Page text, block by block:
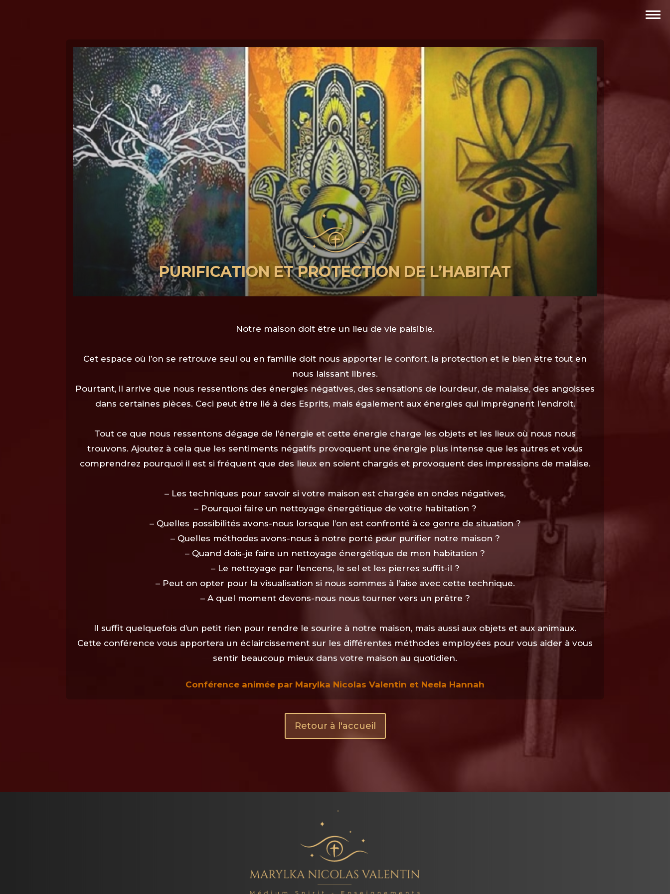
PURIFICATION ET PROTECTION DE L’HABITAT
Notre maison doit être un lieu de vie paisible.
Cet espace où l’on se retrouve seul ou en famille doit nous apporter le confort, la protection et le bien être tout en
nous laissant libres.
Pourtant, il arrive que nous ressentions des énergies négatives, des sensations de lourdeur, de malaise, des angoisses
dans certaines pièces. Ceci peut être lié à des Esprits, mais également aux énergies qui imprègnent l’endroit.
Tout ce que nous ressentons dégage de l’énergie et cette énergie charge les objets et les lieux où nous nous
trouvons. Ajoutez à cela que les sentiments négatifs provoquent une énergie plus intense que les autres et vous
comprendrez pourquoi il est si fréquent que des lieux en soient chargés et provoquent des impressions de malaise.
– Les techniques pour savoir si votre maison est chargée en ondes négatives,
– Pourquoi faire un nettoyage énergétique de votre habitation ?
– Quelles possibilités avons-nous lorsque l’on est confronté à ce genre de situation ?
– Quelles méthodes avons-nous à notre porté pour purifier notre maison ?
– Quand dois-je faire un nettoyage énergétique de mon habitation ?
– Le nettoyage par l’encens, le sel et les pierres suffit-il ?
– Peut on opter pour la visualisation si nous sommes à l’aise avec cette technique.
– A quel moment devons-nous nous tourner vers un prêtre ?
Il suffit quelquefois d’un petit rien pour rendre le sourire à notre maison, mais aussi aux objets et aux animaux.
Cette conférence vous apportera un éclaircissement sur les différentes méthodes employées pour vous aider à vous
sentir beaucoup mieux dans votre maison au quotidien.
Conférence animée par Marylka Nicolas Valentin et Neela Hannah
Retour à l'accueil